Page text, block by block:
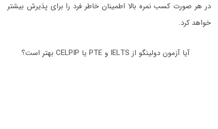
در هر صورت کسب نمره بالا اطمینان خاطر فرد را برای پذیرش بیشتر
خواهد کرد.
آیا آزمون دولینگو از IELTS و PTE یا CELPIP بهتر است؟